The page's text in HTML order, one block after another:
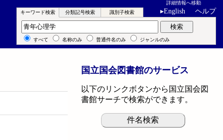
詳細情報へ移動
▸English ヘルプ
キーワード検索 分類記号検索 識別子検索
キーワード検索 検索
すべて 名称のみ 普通件名のみ ジャンルのみ
国立国会図書館のサービス
以下のリンクボタンから国立国会図
書館サーチで検索ができます。
件名検索